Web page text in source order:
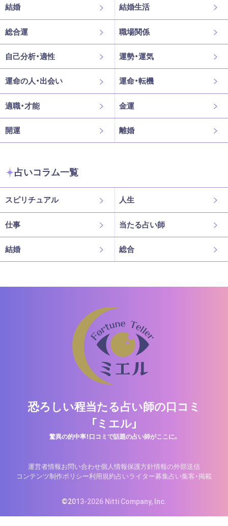
結婚 結婚生活
総合運 職場関係
自己分析・適性 運勢・運気
運命の人・出会い 運命・転機
適職・才能 金運
開運 離婚
占いコラム一覧
スピリチュアル 人生
仕事 当たる占い師
結婚 総合
恐ろしい程当たる占い師の口コミ
「ミエル」
驚異の的中率！口コミで話題の占い師がここに。
運営者情報お問い合わせ個人情報保護方針情報の外部送信
コンテンツ制作ポリシー利用規約占いライター募集占い集客・掲載
©2013-2026 Nitti Company, Inc.